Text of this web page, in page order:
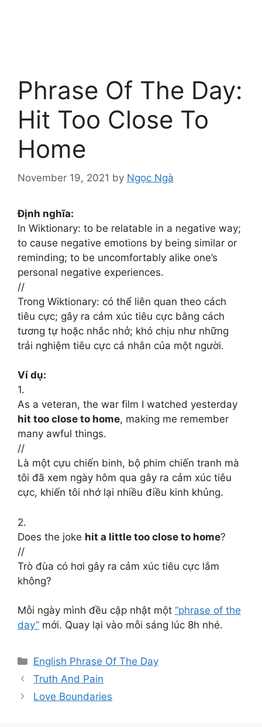
Phrase Of The Day:
Hit Too Close To
Home
November 19, 2021 by Ngọc Ngà
Định nghĩa:
In Wiktionary: to be relatable in a negative way;
to cause negative emotions by being similar or
reminding; to be uncomfortably alike one’s
personal negative experiences.
//
Trong Wiktionary: có thể liên quan theo cách
tiêu cực; gây ra cảm xúc tiêu cực bằng cách
tương tự hoặc nhắc nhở; khó chịu như những
trải nghiệm tiêu cực cá nhân của một người.
Ví dụ:
1.
As a veteran, the war film I watched yesterday
hit too close to home, making me remember
many awful things.
//
Là một cựu chiến binh, bộ phim chiến tranh mà
tôi đã xem ngày hôm qua gây ra cảm xúc tiêu
cực, khiến tôi nhớ lại nhiều điều kinh khủng.
2.
Does the joke hit a little too close to home?
//
Trò đùa có hơi gây ra cảm xúc tiêu cực lắm
không?
Mỗi ngày mình đều cập nhật một “phrase of the
day” mới. Quay lại vào mỗi sáng lúc 8h nhé.
Categories
English Phrase Of The Day
Truth And Pain
Love Boundaries